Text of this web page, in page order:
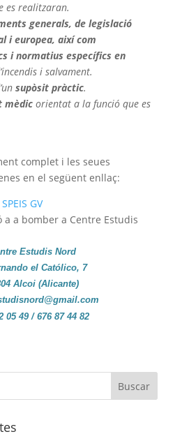
es realitzaran.
generals, de legislació
i europea, així com
i normatius específics en
i salvament.
supòsit pràctic.
mèdicorientat a la funció que es
complet i les seues
en el següent enllaç:
GV
a a bomber a Centre Estudis
Estudis Nord
elCatólico, 7
Alcoi (Alicante)
05 49 / 676 87 44 82